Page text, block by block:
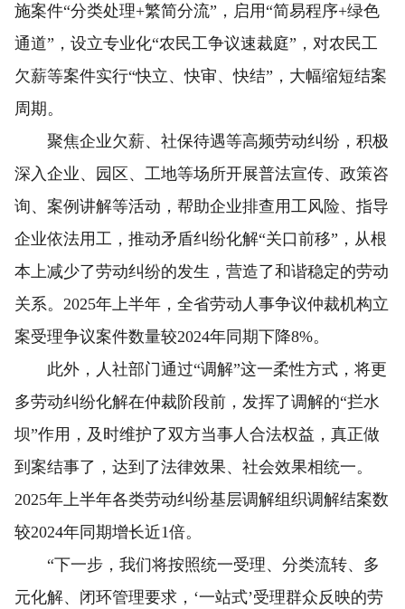
施案件“分类处理+繁简分流”，启用“简易程序+绿色
通道”，设立专业化“农民工争议速裁庭”，对农民工
欠薪等案件实行“快立、快审、快结”，大幅缩短结案
周期。
聚焦企业欠薪、社保待遇等高频劳动纠纷，积极
深入企业、园区、工地等场所开展普法宣传、政策咨
询、案例讲解等活动，帮助企业排查用工风险、指导
企业依法用工，推动矛盾纠纷化解“关口前移”，从根
本上减少了劳动纠纷的发生，营造了和谐稳定的劳动
关系。2025年上半年，全省劳动人事争议仲裁机构立
案受理争议案件数量较2024年同期下降8%。
此外， 人社部门通过“调解”这一柔性方式，将更
多劳动纠纷化解在仲裁阶段前，发挥了调解的“拦水
坝”作用，及时维护了双方当事人合法权益，真正做
到案结事了， 达到 了法律效果、社会效果相统一。
2025年上半年各类劳动纠纷基层调解组织调解结案数
较2024年同期增长近1倍。
“下一步，我们将按照统一受理、分类流转、多
元化解、闭环管理要求，‘一站式’受理群众反映的劳